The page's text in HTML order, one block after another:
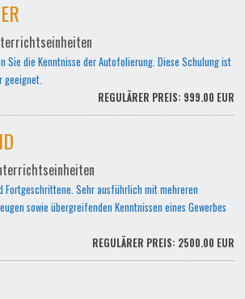
Sie die Kenntnisse der Autofolierung. Diese Schulung ist
REGULÄRER PREIS: 999.00 EUR
Fortgeschrittene. Sehr ausführlich mit mehreren
sowie übergreifenden Kenntnissen eines Gewerbes
REGULÄRER PREIS: 2500.00 EUR